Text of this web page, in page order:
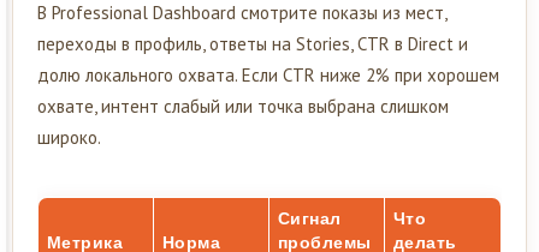
В Professional Dashboard смотрите показы из мест,
переходы в профиль, ответы на Stories, CTR в Direct и
долю локального охвата. Если CTR ниже 2% при хорошем
охвате, интент слабый или точка выбрана слишком
широко.
Метрика Норма
Сигнал
проблемы
Что
делать